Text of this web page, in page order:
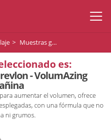
Muestras gratis de revlon - VolumAzing Pestañina
es:
- VolumAzing
aumentar el volumen, ofrece
con una fórmula que no
ni grumos.